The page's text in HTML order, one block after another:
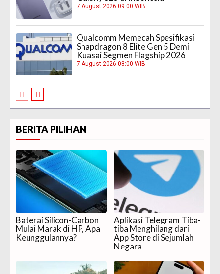
7 August 2026 09:00 WIB
Qualcomm Memecah Spesifikasi
Snapdragon 8 Elite Gen 5 Demi
Kuasai Segmen Flagship 2026
7 August 2026 08:00 WIB
BERITA PILIHAN
Baterai Silicon-Carbon
Mulai Marak di HP, Apa
Keunggulannya?
Aplikasi Telegram Tiba-
tiba Menghilang dari
App Store di Sejumlah
Negara